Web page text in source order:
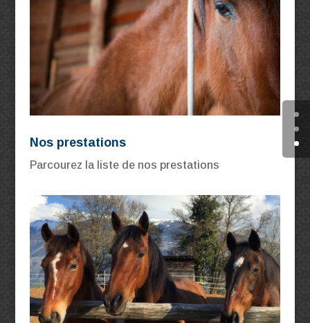
Nos prestations
Parcourez la liste de nos prestations